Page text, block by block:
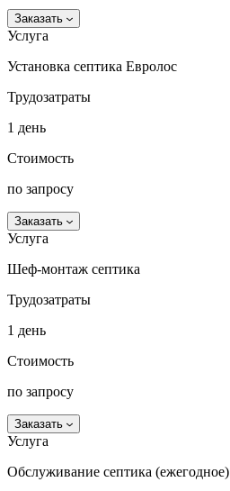
Заказать
Услуга
Установка септика Евролос
Трудозатраты
1 день
Стоимость
по запросу
Заказать
Услуга
Шеф-монтаж септика
Трудозатраты
1 день
Стоимость
по запросу
Заказать
Услуга
Обслуживание септика (ежегодное)